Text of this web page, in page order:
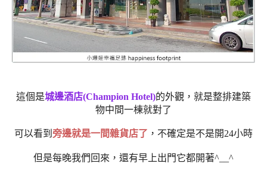
這個是城邊酒店(Champion Hotel)的外觀，就是整排建築
物中間一棟就對了
可以看到 旁邊就是一間雜貨店了 ，不確定是不是開24小時
但是每晚我們回來，還有早上出門它都開著^__^